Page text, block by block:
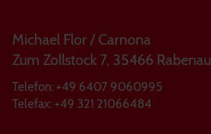
Michael Flor / Carnona
Zum Zollstock 7, 35466 Rabenau
Telefon: +49 6407 9060995
Telefax: +49 321 21066484